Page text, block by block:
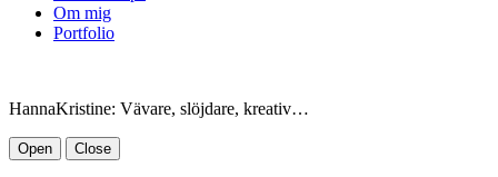
Om mig
Portfolio
HannaKristine: Vävare, slöjdare, kreativ…
Open Close